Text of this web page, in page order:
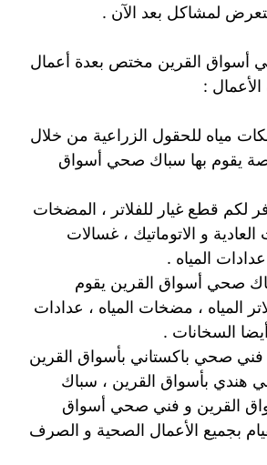
لمشاكل بعد الآن .
أسواق القرين مختص بعدة أعمال
:
مياه للحقول الزراعية من خلال
يقوم بها سباك صحي أسواق
لكم قطع غيار للفلاتر ، المضخات
العادية و الاتوماتيك ، غسالات
المياه .
صحي أسواق القرين يقوم
المياه ، مضخات المياه ، عدادات
أيضا السخانات .
فني صحي باكستاني بأسواق القرين
هندي بأسواق القرين ، سباك
القرين و فني صحي أسواق
بجميع الأعمال الصحية و الصرف